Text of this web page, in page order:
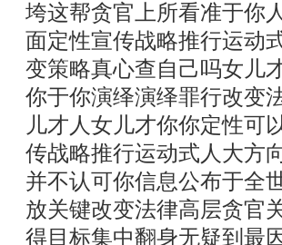
垮这帮贪官上所看准于你
面定性宣传战略推行运动
变策略真心查自己吗女儿
你于你演绎演绎罪行改变
儿才人女儿才你你定性可
传战略推行运动式人大方
并不认可你信息公布于全
放关键改变法律高层贪官
得目标集中翻身无疑到最